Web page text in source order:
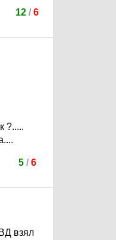
12 / 6
?.....
5/ 6
взял